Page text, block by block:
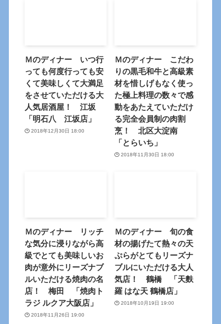
Ｍのディナー いつ行
っても何度行っても安
くて美味しくて大満足
をさせていただける大
人気居酒屋！ 江坂
「明石八 江坂店」
2018年12月30日 18:00
Ｍのディナー こだわ
りの黒毛和牛と高級素
材を惜しげもなく使っ
た極上料理の数々で感
動をあたえていただけ
る完全会員制の肉割
烹！ 北区大淀南
「とらいち」
2018年11月30日 18:00
Ｍのディナー リッチ
な気分に浸りながら高
級でとても美味しいお
肉が意外にリーズナブ
ルいただける焼肉の名
店！ 梅田 「焼肉ト
ラジ ルクア大阪店」
2018年11月26日 19:00
Ｍのディナー 旬の食
材の揚げたて熱々の天
ぷらがとてもリーズナ
ブルにいただける大人
気店！ 鶴橋 「天麩
羅 はな天 鶴橋店」
2018年10月19日 19:00